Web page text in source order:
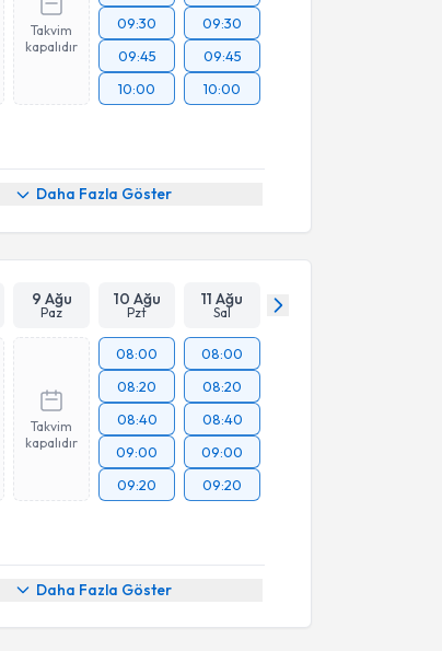
Takvim
kapalıdır
09:30
09:45
10:00
09:30
09:45
10:00
Daha Fazla Göster
9 Ağu
Paz
10 Ağu
Pzt
11 Ağu
Sal
Takvim
kapalıdır
08:00
08:20
08:40
09:00
09:20
08:00
08:20
08:40
09:00
09:20
Daha Fazla Göster